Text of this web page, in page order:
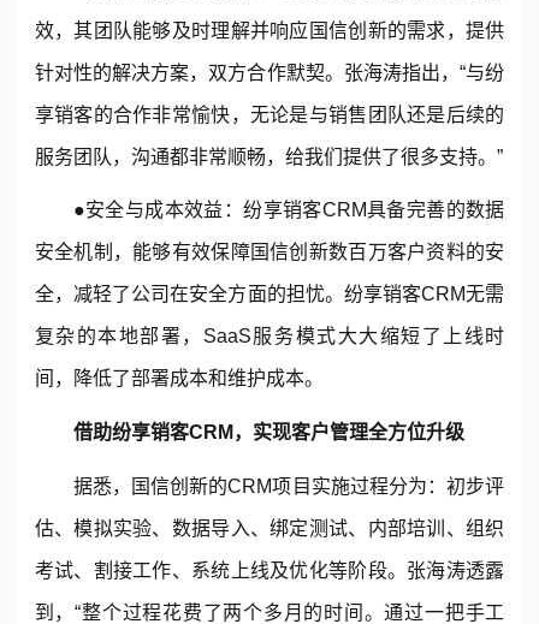
效，其团队能够及时理解并响应国信创新的需求，提供
针对性的解决方案，双方合作默契。张海涛指出，“与纷
享销客的合作非常愉快，无论是与销售团队还是后续的
服务团队，沟通都非常顺畅，给我们提供了很多支持。”
●安全与成本效益：纷享销客CRM具备完善的数据
安全机制，能够有效保障国信创新数百万客户资料的安
全，减轻了公司在安全方面的担忧。纷享销客CRM无需
复杂的本地部署，SaaS服务模式大大缩短了上线时
间，降低了部署成本和维护成本。
借助纷享销客CRM，实现客户管理全方位升级
据悉，国信创新的CRM项目实施过程分为：初步评
估、模拟实验、数据导入、绑定测试、内部培训、组织
考试、割接工作、系统上线及优化等阶段。张海涛透露
到，“整个过程花费了两个多月的时间。通过一把手工